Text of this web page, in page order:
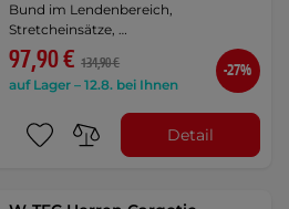
Bund im Lendenbereich,
Stretcheinsätze, …
97,90 € 134,90 €
auf Lager – 12.8. bei Ihnen
-27%
Detail